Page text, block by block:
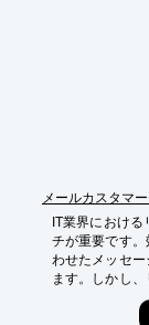
メールカスタマ
IT業界におけ
チが重要です
わせたメッセ
ます。しかし
効果測定など
如が課題とな